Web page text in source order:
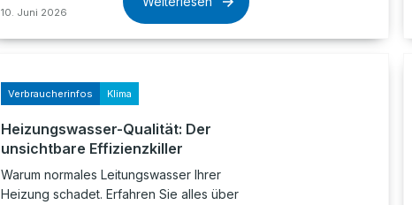
10. Juni 2026
Verbraucherinfos Klima
Heizungswasser-Qualität: Der
unsichtbare Effizienzkiller
Warum normales Leitungswasser Ihrer
Heizung schadet. Erfahren Sie alles über